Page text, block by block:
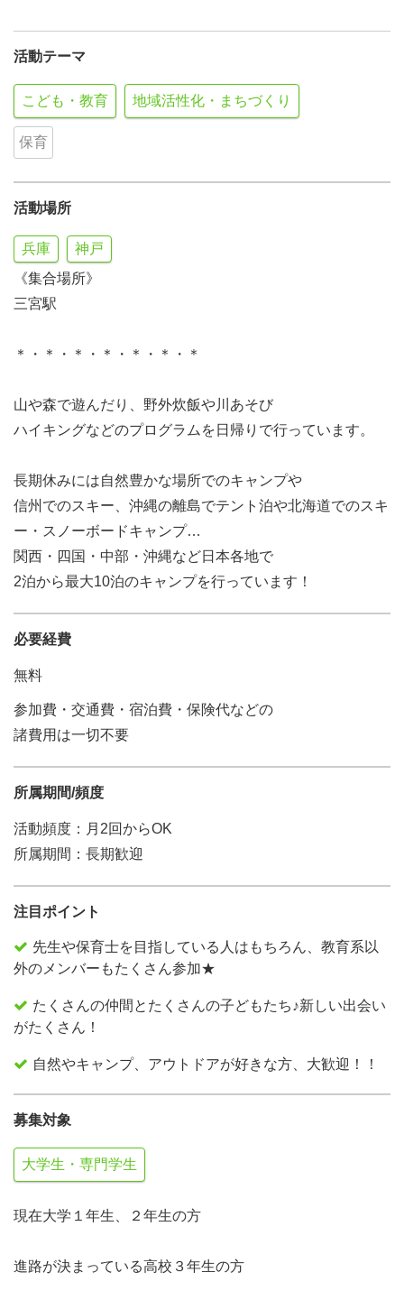
活動テーマ
こども・教育 地域活性化・まちづくり
保育
活動場所
兵庫
神戸
《集合場所》
三宮駅
＊・＊・＊・＊・＊・＊・＊
山や森で遊んだり、野外炊飯や川あそび
ハイキングなどのプログラムを日帰りで行っています。
長期休みには自然豊かな場所でのキャンプや
信州でのスキー、沖縄の離島でテント泊や北海道でのスキ
ー・スノーボードキャンプ…
関西・四国・中部・沖縄など日本各地で
2泊から最大10泊のキャンプを行っています！
必要経費
無料
参加費・交通費・宿泊費・保険代などの
諸費用は一切不要
所属期間/頻度
活動頻度：月2回からOK
所属期間：長期歓迎
注目ポイント
先生や保育士を目指している人はもちろん、教育系以
外のメンバーもたくさん参加★
たくさんの仲間とたくさんの子どもたち♪新しい出会い
がたくさん！
自然やキャンプ、アウトドアが好きな方、大歓迎！！
募集対象
大学生・専門学生
現在大学１年生、２年生の方
進路が決まっている高校３年生の方